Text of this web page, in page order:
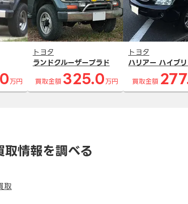
万円
トヨタ
ランドクルーザープラド
買取金額 325.0 万円
トヨタ
ハリアー ハイブ
買取金額
取情報を調べる
取